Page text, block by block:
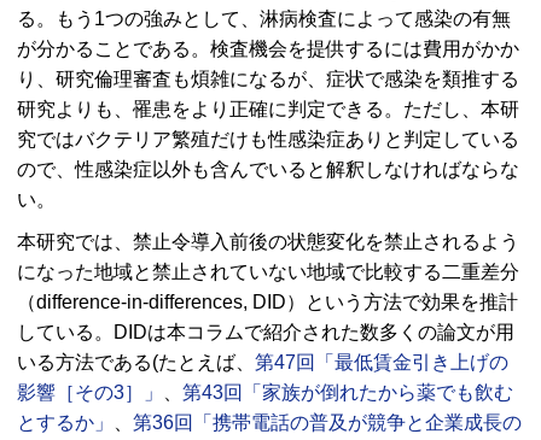
る。もう1つの強みとして、淋病検査によって感染の有無
が分かることである。検査機会を提供するには費用がかか
り、研究倫理審査も煩雑になるが、症状で感染を類推する
研究よりも、罹患をより正確に判定できる。ただし、本研
究ではバクテリア繁殖だけも性感染症ありと判定している
ので、性感染症以外も含んでいると解釈しなければならな
い。
本研究では、禁止令導入前後の状態変化を禁止されるよう
になった地域と禁止されていない地域で比較する二重差分
（difference-in-differences, DID）という方法で効果を推計
している。DIDは本コラムで紹介された数多くの論文が用
いる方法である(たとえば、 第47回「最低賃金引き上げの
影響［その3］」
第43回「家族が倒れたから薬でも飲む
とするか」
第36回「携帯電話の普及が競争と企業成長の